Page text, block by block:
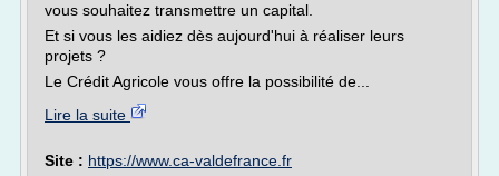
vous souhaitez transmettre un capital.
Et si vous les aidiez dès aujourd'hui à réaliser leurs
projets ?
Le Crédit Agricole vous offre la possibilité de...
Lire la suite
Site : https://www.ca-valdefrance.fr